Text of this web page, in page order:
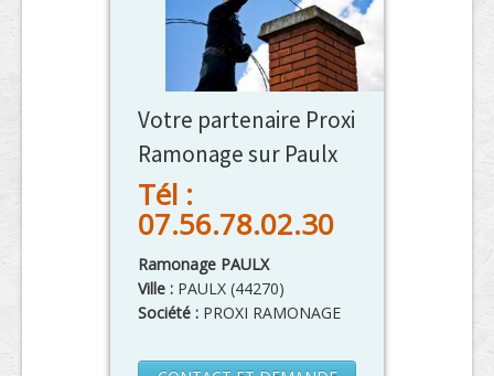
Votre partenaire Proxi
Ramonage sur Paulx
Tél :
07.56.78.02.30
Ramonage PAULX
Ville : PAULX (44270)
Société : PROXI RAMONAGE